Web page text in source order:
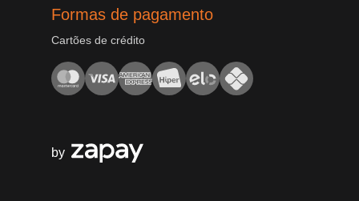
Formas de pagamento
Cartões de crédito
by